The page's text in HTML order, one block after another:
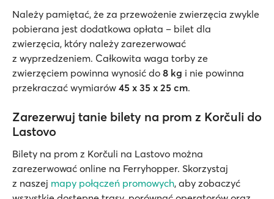
Należy pamiętać, że za przewożenie zwierzęcia zwykle
pobierana jest dodatkowa opłata – bilet dla
zwierzęcia, który należy zarezerwować
z wyprzedzeniem. Całkowita waga torby ze
zwierzęciem powinna wynosić do 8 kg i nie powinna
przekraczać wymiarów 45 x 35 x 25 cm.
Zarezerwuj tanie bilety na prom z Korčuli do
Lastovo
Bilety na prom z Korčuli na Lastovo można
zarezerwować online na Ferryhopper. Skorzystaj
z naszej mapy połączeń promowych, aby zobaczyć